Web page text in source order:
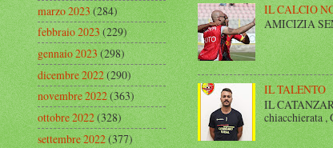
IL CALCIO
AMICIZIA
IL TALENTO
IL
chiacchierata ,
marzo 2023(284)
febbraio 2023(229)
gennaio 2023(298)
dicembre 2022(290)
novembre 2022(363)
ottobre 2022(328)
settembre 2022(377)